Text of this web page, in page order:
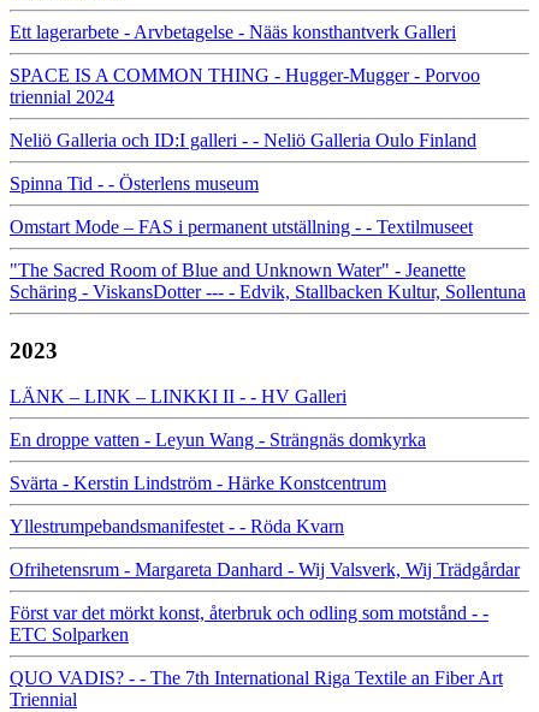
Ett lagerarbete - Arvbetagelse - Nääs konsthantverk Galleri
SPACE IS A COMMON THING - Hugger-Mugger - Porvoo
triennial 2024
Neliö Galleria och ID:I galleri - - Neliö Galleria Oulo Finland
Spinna Tid - - Österlens museum
Omstart Mode – FAS i permanent utställning - - Textilmuseet
"The Sacred Room of Blue and Unknown Water" - Jeanette
Schäring - ViskansDotter --- - Edvik, Stallbacken Kultur, Sollentuna
2023
LÄNK – LINK – LINKKI II - - HV Galleri
En droppe vatten - Leyun Wang - Strängnäs domkyrka
Svärta - Kerstin Lindström - Härke Konstcentrum
Yllestrumpebandsmanifestet - - Röda Kvarn
Ofrihetensrum - Margareta Danhard - Wij Valsverk, Wij Trädgårdar
Först var det mörkt konst, återbruk och odling som motstånd - -
ETC Solparken
QUO VADIS? - - The 7th International Riga Textile an Fiber Art
Triennial